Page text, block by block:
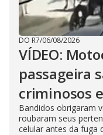
DO R7/06/08/2026
VÍDEO:
passageira
criminosos
Bandidos obrigaram
roubaram seus
celular antes da fuga